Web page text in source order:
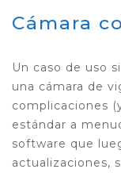
Cámara
Un caso de uso
una cámara de
complicaciones
estándar a
software que
actualizaciones,